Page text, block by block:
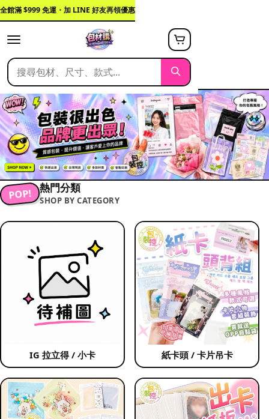
全館滿 $999 免運・加 LINE 好友再領優惠
POP! 熱門分類
SHOP BY CATEGORY
IG 拉立得 / 小卡 紙卡頭 / 卡片吊卡